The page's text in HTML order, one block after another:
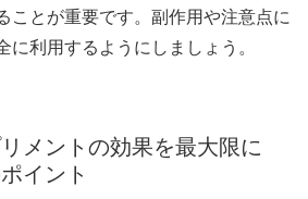
ことが重要です。副作用や注意点に
に利用するようにしましょう。
メントの効果を最大限に
イント